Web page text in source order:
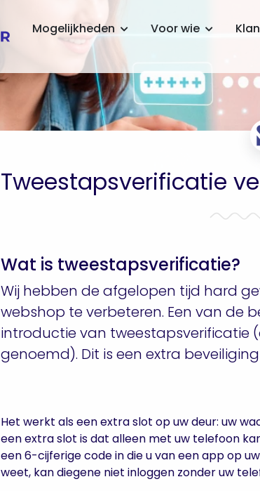
Mogelijkheden Voor wie
Tweestapsverificatie
Wat is tweestapsverificatie?
Wij hebben de afgelopen tijd hard
webshop te verbeteren. Een van de
introductie van tweestapsverificatie
genoemd). Dit is een extra
Het werkt als een extra slot op uw deur: uw
een extra slot is dat alleen met uw telefoon
een 6-cijferige code in die u van een app op
weet, kan diegene niet inloggen zonder uw